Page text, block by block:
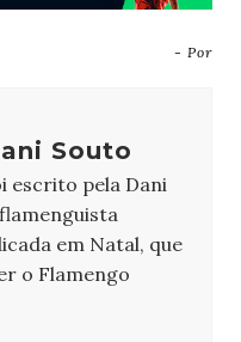
- Por
Souto
escrito pela Dani
em Natal, que
o Flamengo